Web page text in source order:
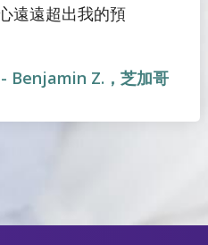
遠遠超出我的預
- Benjamin Z.，芝加哥